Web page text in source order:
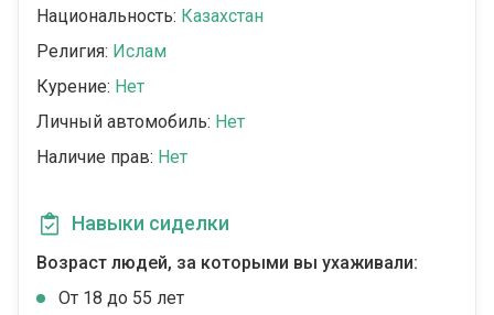
Национальность: Казахстан
Религия: Ислам
Курение: Нет
Личный автомобиль: Нет
Наличие прав: Нет
Навыки сиделки
Возраст людей, за которыми вы ухаживали:
От 18 до 55 лет